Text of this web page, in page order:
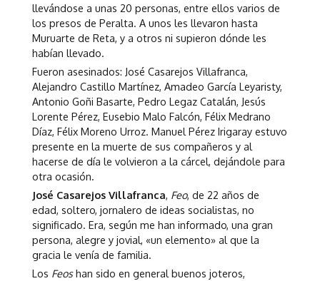
llevándose a unas 20 personas, entre ellos varios de
los presos de Peralta. A unos les llevaron hasta
Muruarte de Reta, y a otros ni supieron dónde les
habían llevado.
Fueron asesinados: José Casarejos Villafranca,
Alejandro Castillo Martínez, Amadeo García Leyaristy,
Antonio Goñi Basarte, Pedro Legaz Catalán, Jesús
Lorente Pérez, Eusebio Malo Falcón, Félix Medrano
Díaz, Félix Moreno Urroz. Manuel Pérez Irigaray estuvo
presente en la muerte de sus compañeros y al
hacerse de día le volvieron a la cárcel, dejándole para
otra ocasión.
José Casarejos Villafranca, Feo, de 22 años de
edad, soltero, jornalero de ideas socialistas, no
significado. Era, según me han informado, una gran
persona, alegre y jovial, «un elemento» al que la
gracia le venía de familia.
Los Feoshan sido en general buenos joteros,